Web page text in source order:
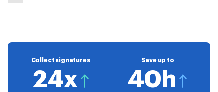
Collect signatures
24x
Save up to
40h